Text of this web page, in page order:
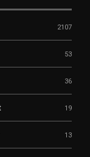
2107
53
36
19
13